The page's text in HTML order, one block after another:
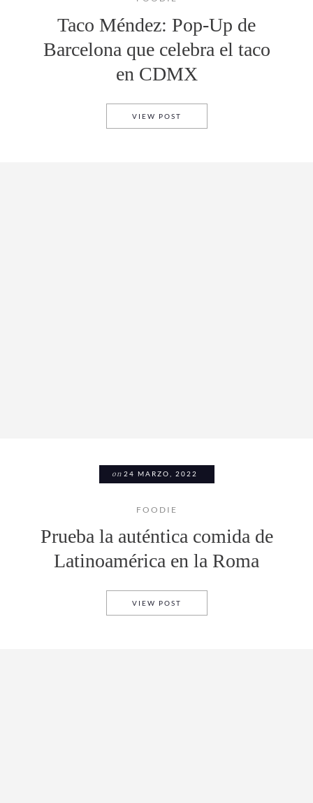
Taco Méndez: Pop-Up de
Barcelona que celebra el taco
en CDMX
VIEW POST
on 24 MARZO, 2022
FOODIE
Prueba la auténtica comida de
Latinoamérica en la Roma
VIEW POST